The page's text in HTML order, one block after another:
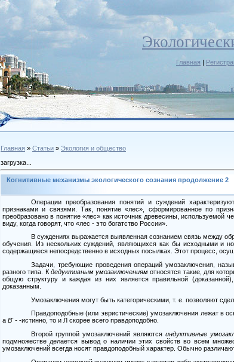
Главная |
Главная » Статьи » Экология и общество
загрузка...
Когнитивные механизмы экологического сознания продолжение 2
Операции преобразования понятий и суждений
признаками и связями. Так, понятие «лес», сформированное по
преобразовано в понятие «лес» как источник древесины, используемой
виду, когда говорят, что «лес - это богатство России».
В суждениях выражается выявленная сознанием связь между
обучения. Из нескольких суждений, являющихся как бы исходными и
содержащиеся непосредственно в исходных посылках. Этот процесс,
Задачи, требующие проведения операций умозаключения,
разного типа. К дедуктивным умозаключениям относятся такие, для
общую структуру и каждая из них является правильной
доказанным.
Умозаключения могут быть категорическими, т. е. позволяют
Правдоподобные (или эвристические) умозаключения лежат в
а В' - -истинно, то и Л скорее всего правдоподобно.
Второй группой умозаключений являются индуктивные
подмножестве делается вывод о наличии этих свойств во всем
умозаключений всегда носят правдоподобный характер. Обычно